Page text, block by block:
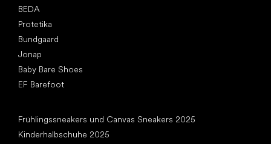
BEDA
Protetika
Bundgaard
Jonap
Baby Bare Shoes
EF Barefoot
Frühlingssneakers und Canvas Sneakers 2025
Kinderhalbschuhe 2025